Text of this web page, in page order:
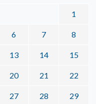
1
6 7 8
13 14 15
20 21 22
27 28 29